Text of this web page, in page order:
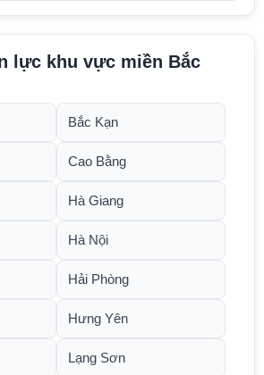
lực khu vực miền Bắc
Bắc Kạn
Cao Bằng
Hà Giang
Hà Nội
Hải Phòng
Hưng Yên
Lạng Sơn